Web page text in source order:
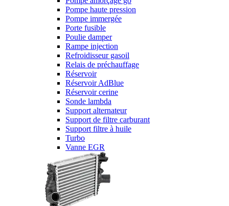
Pompe haute pression
Pompe immergée
Porte fusible
Poulie damper
Rampe injection
Refroidisseur gasoil
Relais de préchauffage
Réservoir
Réservoir AdBlue
Réservoir cerine
Sonde lambda
Support alternateur
Support de filtre carburant
Support filtre à huile
Turbo
Vanne EGR